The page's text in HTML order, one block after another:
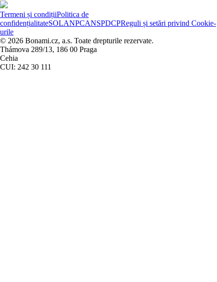
Termeni și condițiiPolitica de
confidențialitateSOLANPCANSPDCPReguli și setări privind Cookie-
urile
© 2026 Bonami.cz, a.s. Toate drepturile rezervate.
Thámova 289/13, 186 00 Praga
Cehia
CUI: 242 30 111